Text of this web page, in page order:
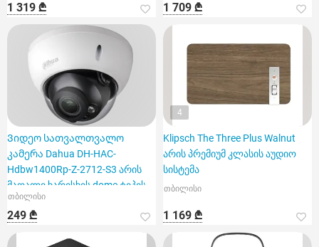
1 319 ₾ 1 709 ₾
Ვიდეო სათვალთვალო
კამერა Dahua DH-HAC-
Hdbw1400Rp-Z-2712-S3 არის
მაღალი ხარისხის dome ტიპის
მოდელი
თბილისი
249 ₾
4
Klipsch The Three Plus Walnut
არის პრემიუმ კლასის აუდიო
სისტემა
თბილისი
1 169 ₾